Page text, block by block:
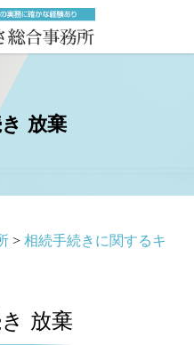
放棄
> 相続手続きに関するキ
放棄